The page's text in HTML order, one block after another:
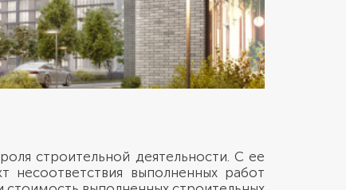
строительной деятельности. С ее
выполненных работ